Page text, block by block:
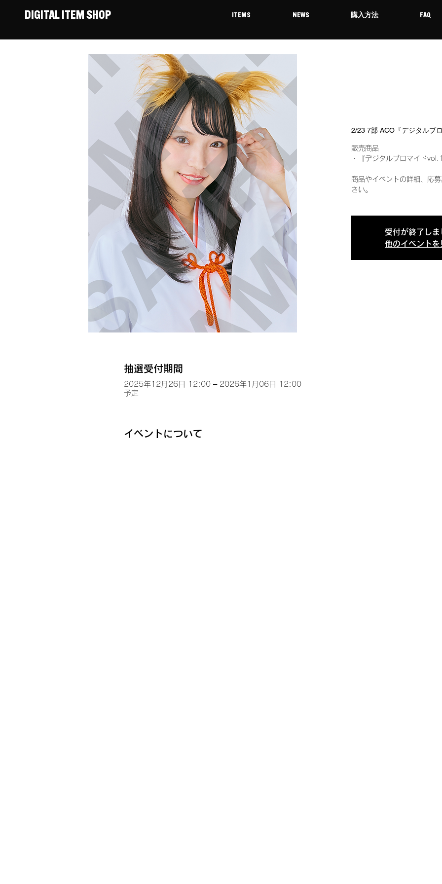
DIGITAL ITEM SHOP ITEMS NEWS 購入方法 FAQ
2/23 7部 ACO『デジタルブ
販売商品
・『デジタルブロマイド
商品やイベントの詳細、応
さい。
受付が終了しま
他のイベントを
抽選受付期間
2025年12月26日 12:00 – 2026年1月06日 12:00
予定
イベントについて